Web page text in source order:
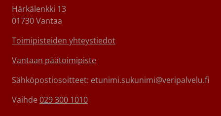
Härkälenkki 13
01730 Vantaa
Toimipisteiden yhteystiedot
Vantaan päätoimipiste
Sähköpostiosoitteet: etunimi.sukunimi@veripalvelu.fi
Vaihde 029 300 1010